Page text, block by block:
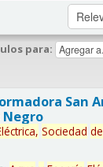
para:
San
Sociedad de